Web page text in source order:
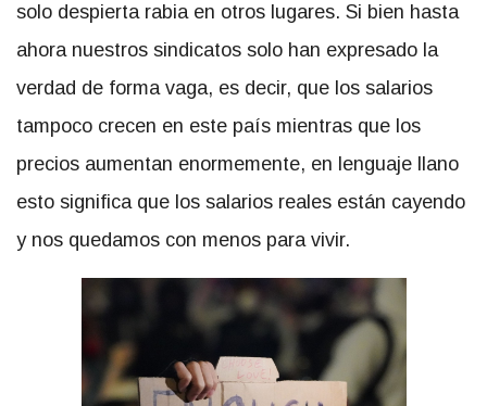
solo despierta rabia en otros lugares. Si bien hasta
ahora nuestros sindicatos solo han expresado la
verdad de forma vaga, es decir, que los salarios
tampoco crecen en este país mientras que los
precios aumentan enormemente, en lenguaje llano
esto significa que los salarios reales están cayendo
y nos quedamos con menos para vivir.